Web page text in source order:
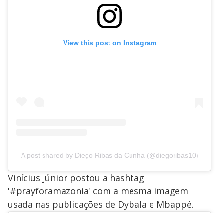
View this post on Instagram
A post shared by Diego Ribas da Cunha (@diegoribas10)
Vinícius Júnior postou a hashtag
'#prayforamazonia' com a mesma imagem
usada nas publicações de Dybala e Mbappé.